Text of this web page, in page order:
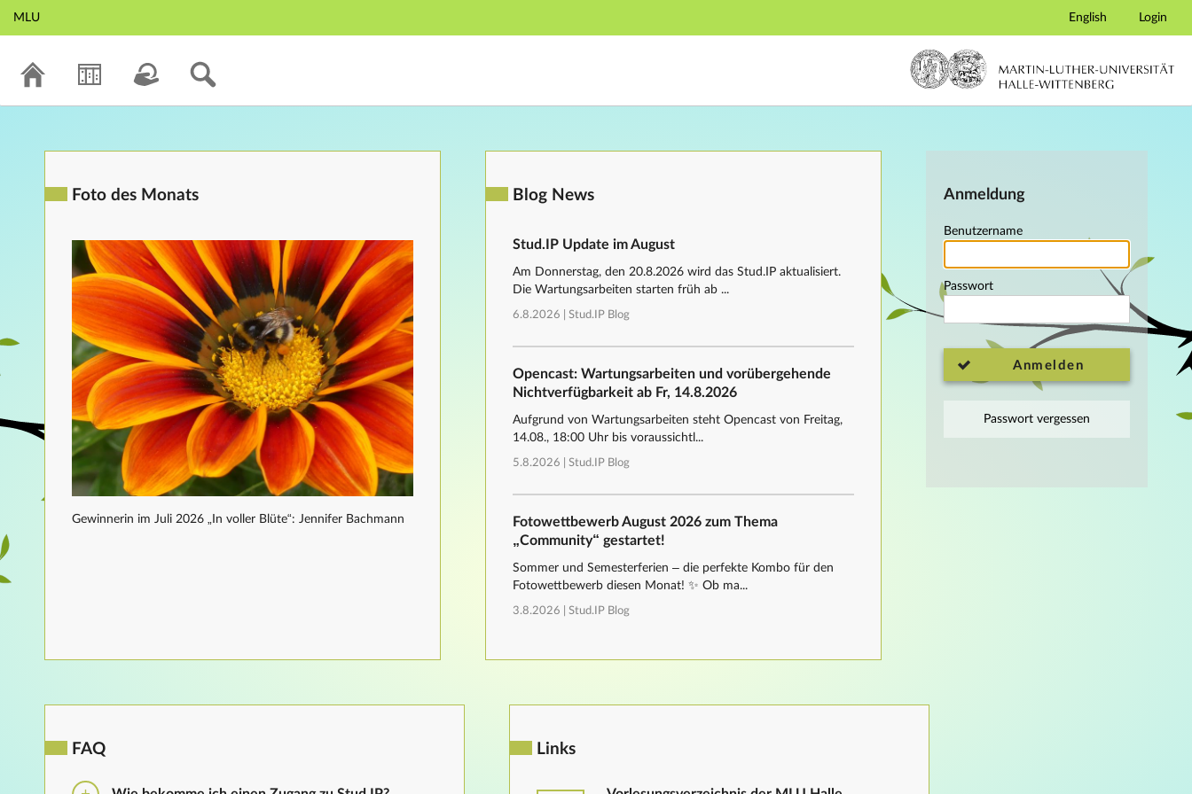
Hauptnavigation
MLU English Login
Anmeldung
Benutzername
Passwort
Anmelden
Passwort vergessen
Foto des Monats
Gewinnerin im Juli 2026 „In voller Blüte“: Jennifer Bachmann
Blog News
Stud.IP Update im August
Am Donnerstag, den 20.8.2026 wird das Stud.IP aktualisiert.
Die Wartungsarbeiten starten früh ab ...
6.8.2026 | Stud.IP Blog
Opencast: Wartungsarbeiten und vorübergehende
Nichtverfügbarkeit ab Fr, 14.8.2026
Aufgrund von Wartungsarbeiten steht Opencast von Freitag,
14.08., 18:00 Uhr bis voraussichtl...
5.8.2026 | Stud.IP Blog
Fotowettbewerb August 2026 zum Thema
„Community“ gestartet!
Sommer und Semesterferien – die perfekte Kombo für den
Fotowettbewerb diesen Monat! ✨ Ob ma...
3.8.2026 | Stud.IP Blog
FAQ Links